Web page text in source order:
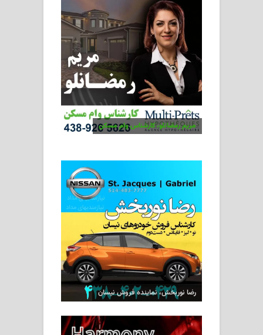
مریم رمضانلو، کارشناس وام مسکن
رضا نوربخش، نماینده فروش نیسان